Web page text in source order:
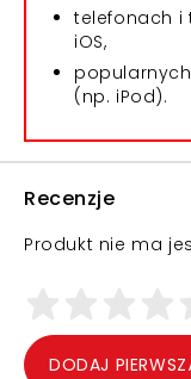
telefonach i
iOS,
(np. iPod).
Recenzje
Produkt nie ma
DODAJ